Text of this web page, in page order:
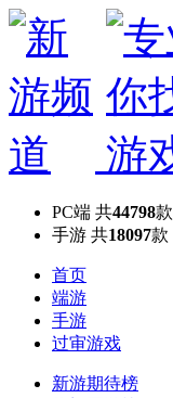
PC端 共44798款
手游 共18097款
首页
端游
手游
过审游戏
新游期待榜